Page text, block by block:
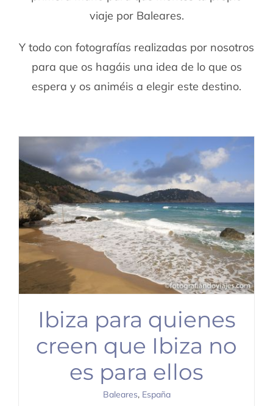
viaje por Baleares.
Y todo con fotografías realizadas por nosotros
para que os hagáis una idea de lo que os
espera y os animéis a elegir este destino.
Ibiza para quienes
creen que Ibiza no
es para ellos
Baleares, España